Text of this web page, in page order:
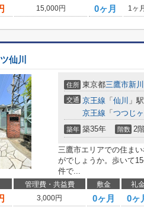
15,000円 0ヶ月 1ヶ月
仙川
住所 東京都三鷹市新川
交通 京王線 「 仙川 」
京王線 「 つつじ
築年 築35年 階数 2
三鷹市エリアでの住ま
がでしょうか。歩いて
件で...
管理費・共益費 敷金 礼金
3,000円 0ヶ月 0ヶ